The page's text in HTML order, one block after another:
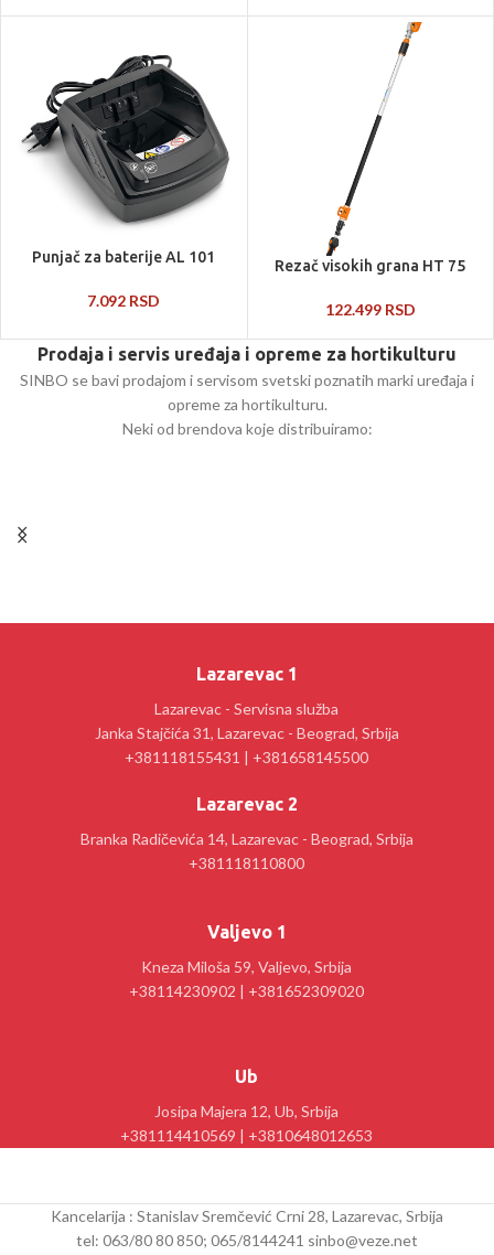
Punjač za baterije AL 101
7.092 RSD
Rezač visokih grana HT 75
122.499 RSD
Prodaja i servis uređaja i opreme za hortikulturu
SINBO se bavi prodajom i servisom svetski poznatih marki uređaja i
opreme za hortikulturu.
Neki od brendova koje distribuiramo:
Lazarevac 1
Lazarevac - Servisna služba
Janka Stajčića 31, Lazarevac - Beograd, Srbija
+381118155431 | +381658145500
Lazarevac 2
Branka Radičevića 14, Lazarevac - Beograd, Srbija
+381118110800
Valjevo 1
Kneza Miloša 59, Valjevo, Srbija
+38114230902 | +381652309020
Ub
Josipa Majera 12, Ub, Srbija
+381114410569 | +3810648012653
Kancelarija : Stanislav Sremčević Crni 28, Lazarevac, Srbija
tel: 063/80 80 850; 065/8144241 sinbo@veze.net